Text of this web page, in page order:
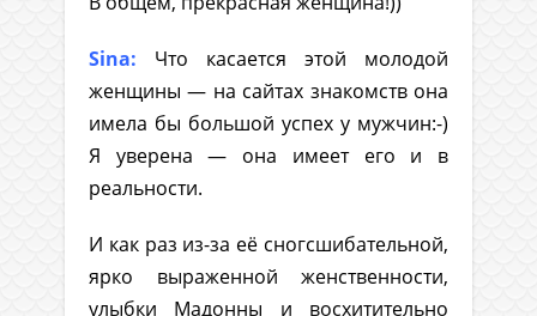
Sina: Что касается этой молодой
женщины — на сайтах знакомств она
имела бы большой успех у мужчин:-)
Я уверена — она имеет его и в
реальности.
И как раз из-за её сногсшибательной,
ярко выраженной женственности,
улыбки Мадонны и восхитительно